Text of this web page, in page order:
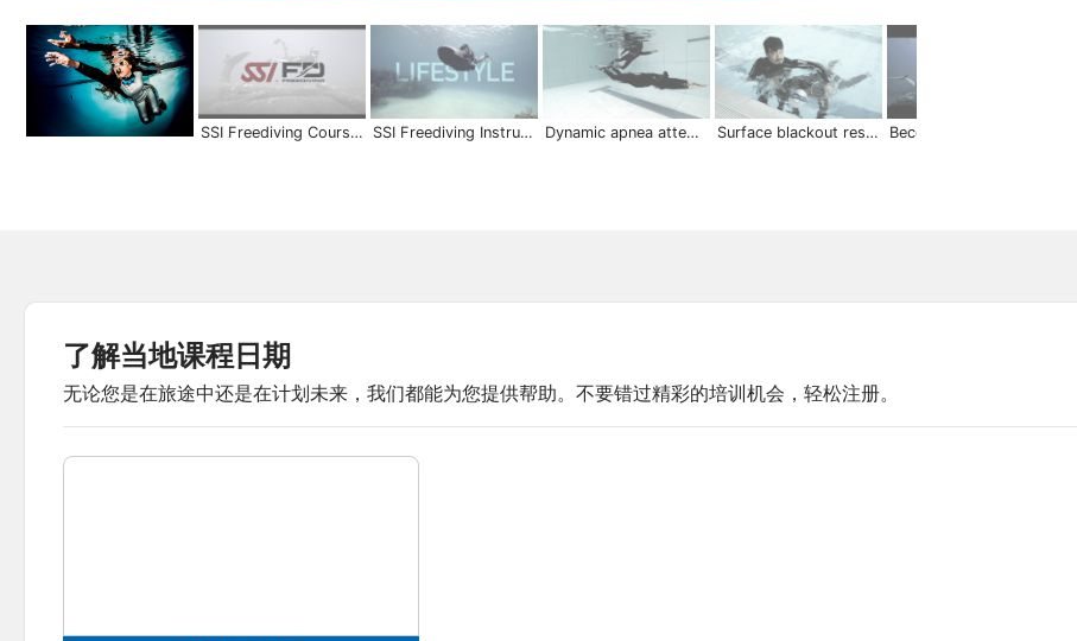
SSI Freediving Courses | Scuba Schools International SSI Freediving Instructor | Become a Pro Dynamic apnea attempt | Freediving Skills Surface blackout rescue | Freediving Skills Become A Pro
了解当地课程日期
无论您是在旅途中还是在计划未来，我们都能为您提供帮助。不要错过精彩的培训机会，轻松注册。